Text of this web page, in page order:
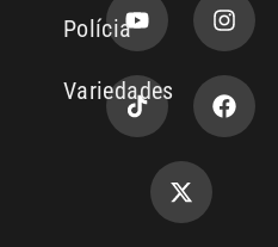
Polícia
Variedades